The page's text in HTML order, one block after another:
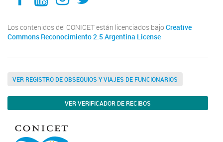
Los contenidos del CONICET están licenciados bajo Creative
Commons Reconocimiento 2.5 Argentina License
VER REGISTRO DE OBSEQUIOS Y VIAJES DE FUNCIONARIOS
VER VERIFICADOR DE RECIBOS